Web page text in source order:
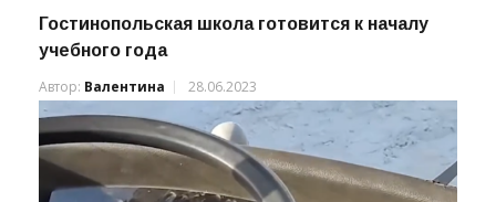
Гостинопольская школа готовится к началу
учебного года
Автор: Валентина 28.06.2023